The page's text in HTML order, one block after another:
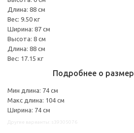
Длина: 88 см
Вес: 9.50 кг
Ширина: 87 см
Высота: 8 см
Длина: 88 см
Вес: 17.15 кг
Подробнее о
Мин длина: 74 см
Макс длина: 104 см
Ширина: 74 см